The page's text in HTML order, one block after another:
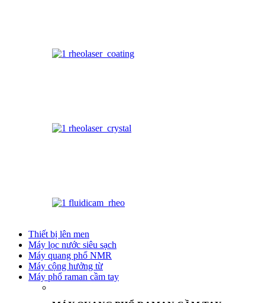
Thiết bị lên men
Máy lọc nước siêu sạch
Máy quang phổ NMR
Máy cộng hưởng từ
Máy phổ raman cầm tay